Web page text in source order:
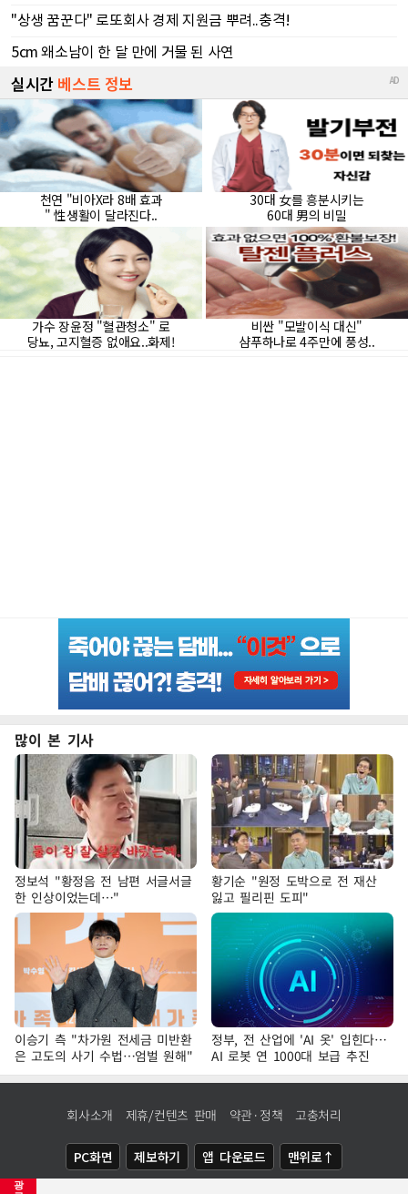
광
많이 본 기사
정보석 "황정음 전 남편 서글서글
한 인상이었는데…"
황기순 "원정 도박으로 전 재산
잃고 필리핀 도피"
이승기 측 "차가원 전세금 미반환
은 고도의 사기 수법…엄벌 원해"
정부, 전 산업에 'AI 옷' 입힌다…
AI 로봇 연 1000대 보급 추진
회사소개 제휴/컨텐츠 판매 약관·정책 고충처리
PC화면 제보하기 앱 다운로드 맨위로↑